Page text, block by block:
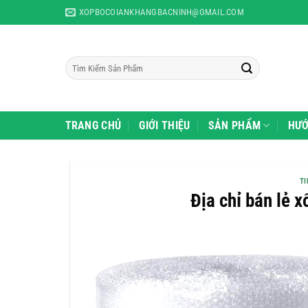
to
XOPBOCOIANKHANGBACNINH@GMAIL.COM
CTY TNHH Bao Bì An Khang Bắc Ninh- chuyên phân phối sỉ và lẻ
Tìm
kiếm:
TRANG CHỦ GIỚI THIỆU SẢN PHẨM
Địa chỉ bán lẻ